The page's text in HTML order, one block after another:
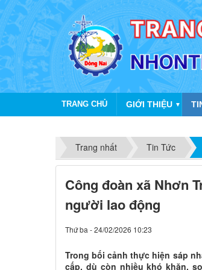
TRANG CHỦ GIỚI THIỆU ▼
Trang nhất Tin Tức
Công đoàn xã Nhơn
người lao động
Thứ ba - 24/02/2026 10:23
Trong bối cảnh thực hiện sáp
cấp, dù còn nhiều khó khăn,